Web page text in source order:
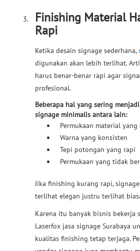
Finishing Material
Rapi
Ketika desain signage sederhana,
digunakan akan lebih terlihat.
harus benar-benar rapi agar
profesional.
Beberapa hal yang sering
signage minimalis antara lain:
Permukaan material yang
Warna yang konsisten
Tepi potongan yang rapi
Permukaan yang tidak
Jika finishing kurang rapi,
terlihat elegan justru terlihat
Karena itu banyak bisnis bekerja
Laserfox jasa signage Surabaya
kualitas finishing tetap terjaga.